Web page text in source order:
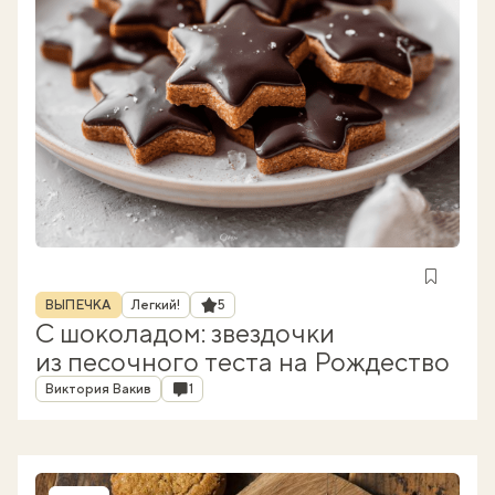
Рубрика
ВЫПЕЧКА Легкий! Рейтинг
5
С шоколадом: звездочки
из песочного теста на Рождество
Автор
Виктория Вакив Комментарии
1